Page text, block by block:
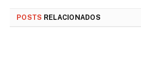
POSTS RELACIONADOS